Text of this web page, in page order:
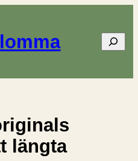
Sök
längta